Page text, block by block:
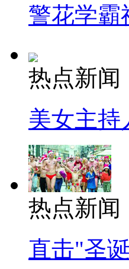
警花学霸
热点新闻
美女主持
热点新闻
直击"圣